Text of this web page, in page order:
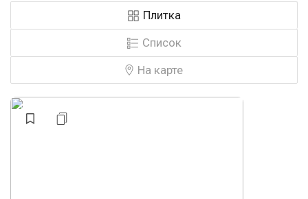
Закрытая территория Строится
Панорамные окна Видеонаблюдение
У воды У леса Аптеки Консьерж
Плитка
Список
На карте